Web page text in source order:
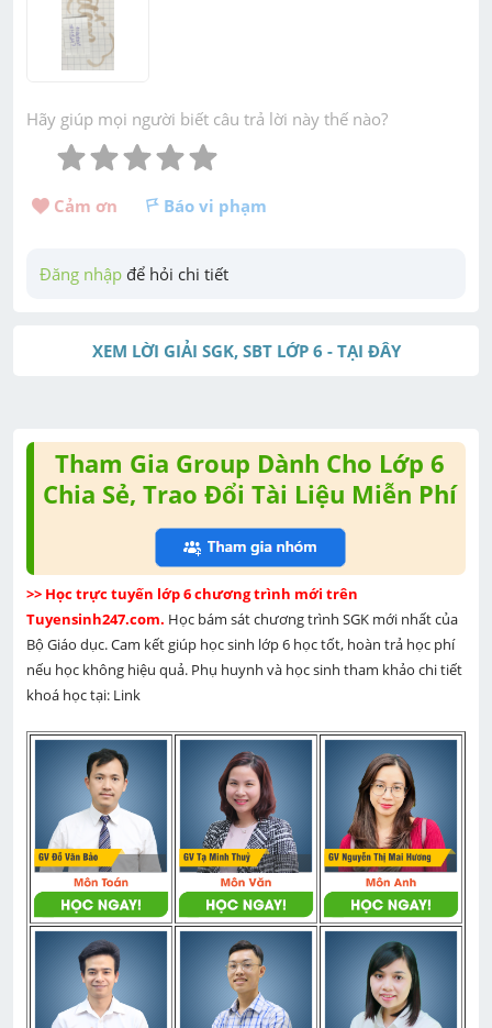
Hãy giúp mọi người biết câu trả lời này thế nào?
Cảm ơn Báo vi phạm
Đăng nhập để hỏi chi tiết
XEM LỜI GIẢI SGK, SBT LỚP 6 - TẠI ĐÂY
Tham Gia Group Dành Cho Lớp 6
Chia Sẻ, Trao Đổi Tài Liệu Miễn Phí
>> Học trực tuyến lớp 6 chương trình mới trên
Tuyensinh247.com. Học bám sát chương trình SGK mới nhất của
Bộ Giáo dục. Cam kết giúp học sinh lớp 6 học tốt, hoàn trả học phí
nếu học không hiệu quả. Phụ huynh và học sinh tham khảo chi tiết
khoá học tại: Link